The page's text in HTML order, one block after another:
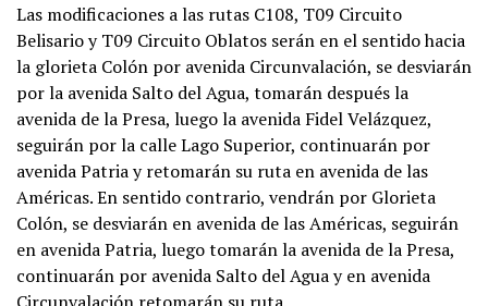
Las modificaciones a las rutas C108, T09 Circuito
Belisario y T09 Circuito Oblatos serán en el sentido hacia
la glorieta Colón por avenida Circunvalación, se desviarán
por la avenida Salto del Agua, tomarán después la
avenida de la Presa, luego la avenida Fidel Velázquez,
seguirán por la calle Lago Superior, continuarán por
avenida Patria y retomarán su ruta en avenida de las
Américas. En sentido contrario, vendrán por Glorieta
Colón, se desviarán en avenida de las Américas, seguirán
en avenida Patria, luego tomarán la avenida de la Presa,
continuarán por avenida Salto del Agua y en avenida